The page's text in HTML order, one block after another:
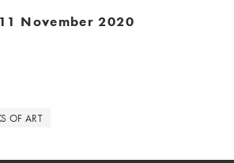
11 November 2020
OF ART